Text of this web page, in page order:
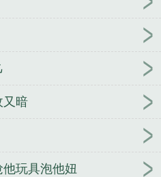
又暗
玩具泡他妞